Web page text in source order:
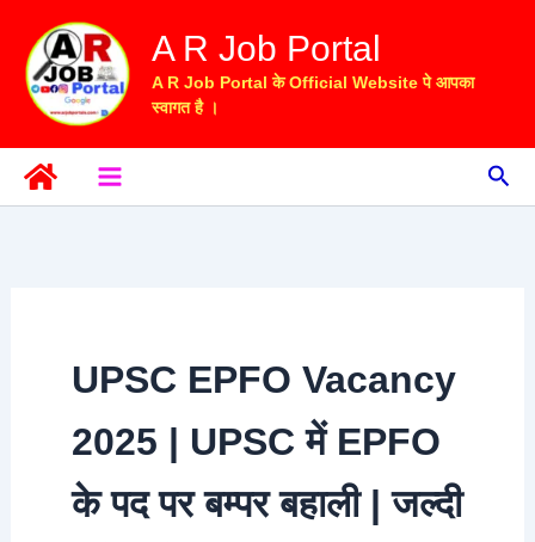
content
A R Job Portal
A R Job Portal के Official Website पे आपका
स्वागत है ।
UPSC EPFO Vacancy
2025 | UPSC में EPFO
के पद पर बम्पर बहाली | जल्दी